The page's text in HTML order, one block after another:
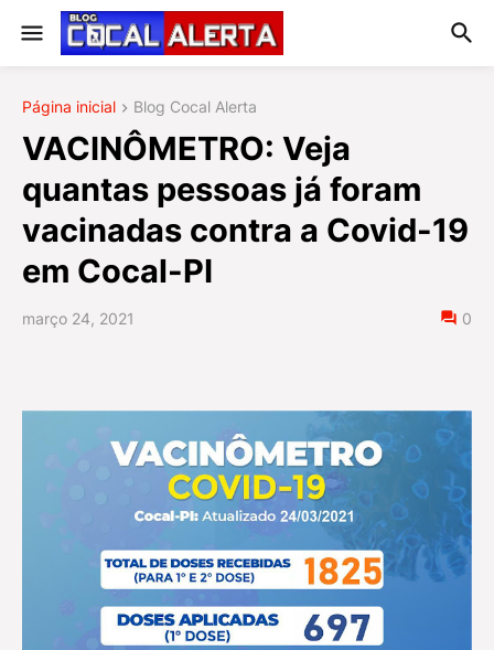
Página inicial Blog Cocal Alerta
VACINÔMETRO: Veja
quantas pessoas já foram
vacinadas contra a Covid-19
em Cocal-PI
março 24, 2021 0